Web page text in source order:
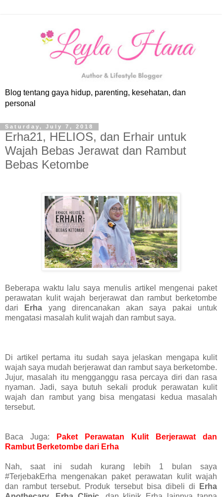
Blog tentang gaya hidup, parenting, kesehatan, dan
personal
Saturday, July 7, 2018
Erha21, HELIOS, dan Erhair untuk
Wajah Bebas Jerawat dan Rambut
Bebas Ketombe
Beberapa waktu lalu saya menulis artikel mengenai paket
perawatan kulit wajah berjerawat dan rambut berketombe
dari
Erha yang direncanakan akan saya pakai untuk
mengatasi masalah kulit wajah dan rambut saya.
Di artikel pertama itu sudah saya jelaskan mengapa kulit
wajah saya mudah berjerawat dan rambut saya berketombe.
Jujur, masalah itu mengganggu rasa percaya diri dan rasa
nyaman. Jadi, saya butuh sekali produk perawatan kulit
wajah dan rambut yang bisa mengatasi kedua masalah
tersebut.
Baca Juga:
Paket Perawatan Kulit Berjerawat dan
Rambut Berketombe dari Erha
Nah, saat ini sudah kurang lebih 1 bulan saya
#TerjebakErha mengenakan paket perawatan kulit wajah
dan rambut tersebut. Produk tersebut bisa dibeli di
Erha